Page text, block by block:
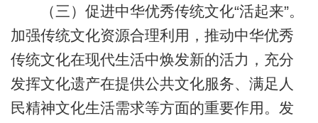
（三）促进中华优秀传统文化“活起来”。
加强传统文化资源合理利用，推动中华优秀
传统文化在现代生活中焕发新的活力，充分
发挥文化遗产在提供公共文化服务、满足人
民精神文化生活需求等方面的重要作用。发